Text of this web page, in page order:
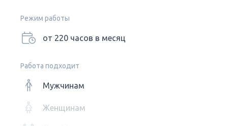
Режим работы
от 220 часов в месяц
Работа подходит
Мужчинам
Женщинам